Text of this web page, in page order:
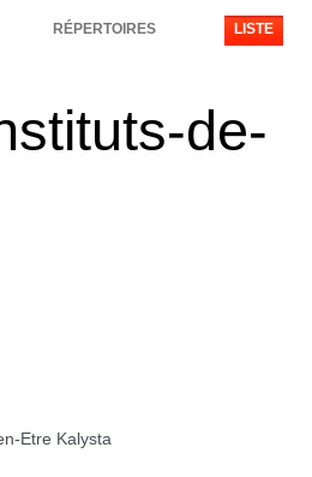
RÉPERTOIRES LISTE
de-
Etre Kalysta